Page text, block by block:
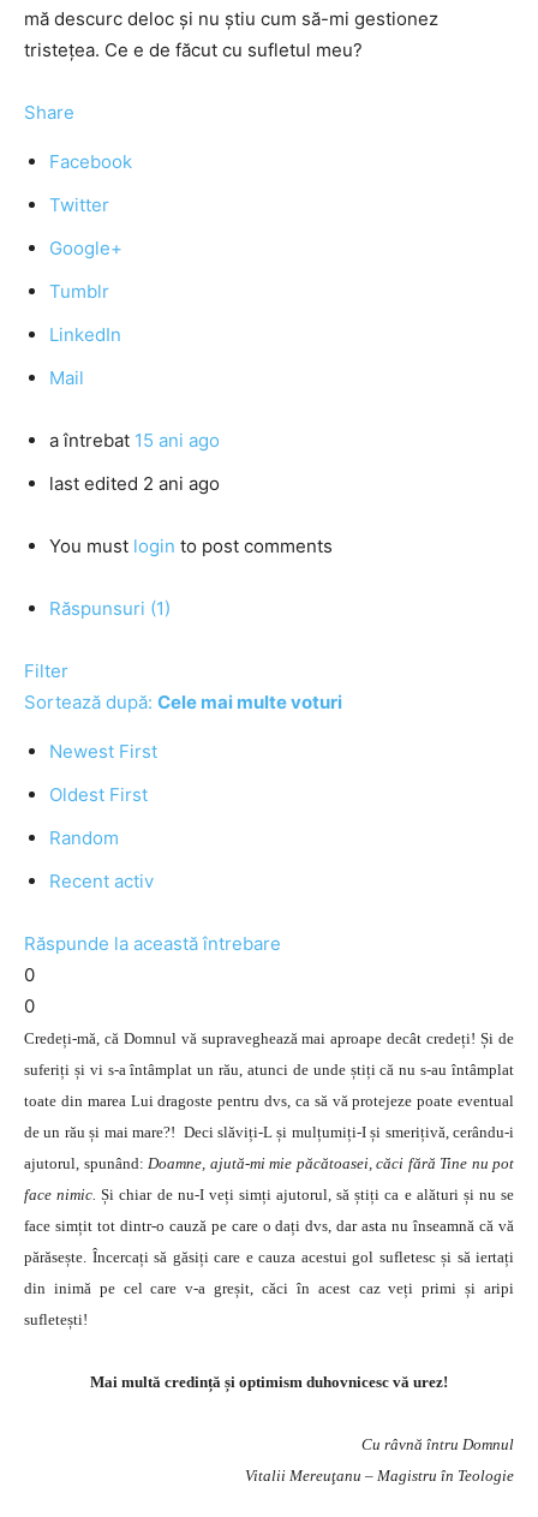
mă descurc deloc şi nu ştiu cum să-mi gestionez
tristeţea. Ce e de făcut cu sufletul meu?
Share
Facebook
Twitter
Google+
Tumblr
LinkedIn
Mail
a întrebat 15 ani ago
last edited 2 ani ago
You must login to post comments
Răspunsuri (1)
Filter
Sortează după: Cele mai multe voturi
Newest First
Oldest First
Random
Recent activ
Răspunde la această întrebare
0
0
Credeți-mă, că Domnul vă supraveghează mai aproape decât credeți! Și de
suferiți și vi s-a întâmplat un rău, atunci de unde știți că nu s-au întâmplat
toate din marea Lui dragoste pentru dvs, ca să vă protejeze poate eventual
de un rău și mai mare?! Deci slăviți-L și mulțumiți-I și smerițivă, cerându-i
ajutorul, spunând: Doamne, ajută-mi mie păcătoasei, căci fără Tine nu pot
face nimic. Și chiar de nu-I veți simți ajutorul, să știți ca e alături și nu se
face simțit tot dintr-o cauză pe care o dați dvs, dar asta nu înseamnă că vă
părăsește. Încercați să găsiți care e cauza acestui gol sufletesc și să iertați
din inimă pe cel care v-a greșit, căci în acest caz veți primi și aripi
sufletești!
Mai multă credință și optimism duhovnicesc vă urez!
Cu râvnă întru Domnul
Vitalii Mereuţanu – Magistru în Teologie